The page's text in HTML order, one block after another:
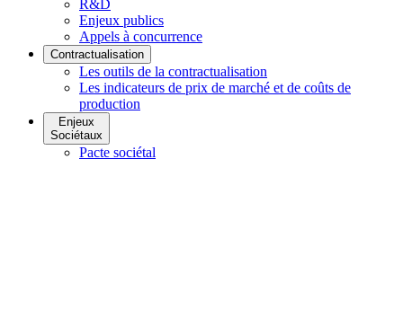
R&D
Enjeux publics
Appels à concurrence
Contractualisation
Les outils de la contractualisation
Les indicateurs de prix de marché et de coûts de
production
Enjeux
Sociétaux
Pacte sociétal